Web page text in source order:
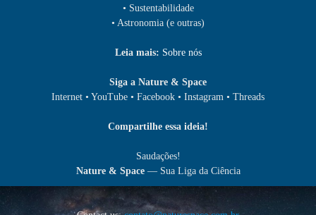
• Sustentabilidade
• Astronomia (e outras)
Leia mais: Sobre nós
Siga a Nature & Space
Internet • YouTube • Facebook • Instagram • Threads
Compartilhe essa ideia!
Saudações!
Nature & Space— Sua Liga da Ciência